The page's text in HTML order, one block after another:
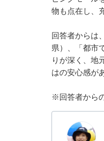
物も点在し、
回答者からは
県）、「都市
りが深く、地
はの安心感が
※回答者から